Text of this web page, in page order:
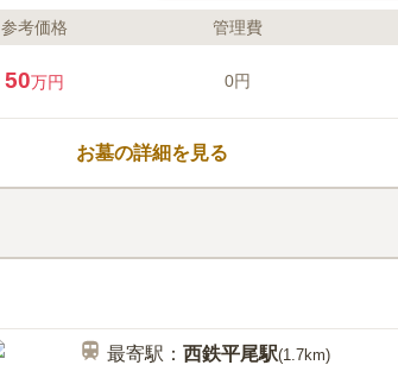
ライフドット編集部のコメント
歴史ある古社です。江戸時代
黒田長政公によって本殿が現
として、皆様に長きにわたり支
の神、願い事成就の神として有
を集めています。 広々とした
能なバリアフリー設計となっ
性も兼ねそろえています。1人
き、納める骨壺の数により価
40代女性
鳥飼八幡宮さんの地下鉄の最
が、どちらからもアクセスしやすく、
パーがありますのでお供物等購入しや
すぐ近くにコンビニもありますので、
物・飲み物等の場合、納骨堂の近所での
参考価格 管理費
50万円 0円
お墓の詳細を見る
最寄駅： 西鉄平尾駅(1.7km)